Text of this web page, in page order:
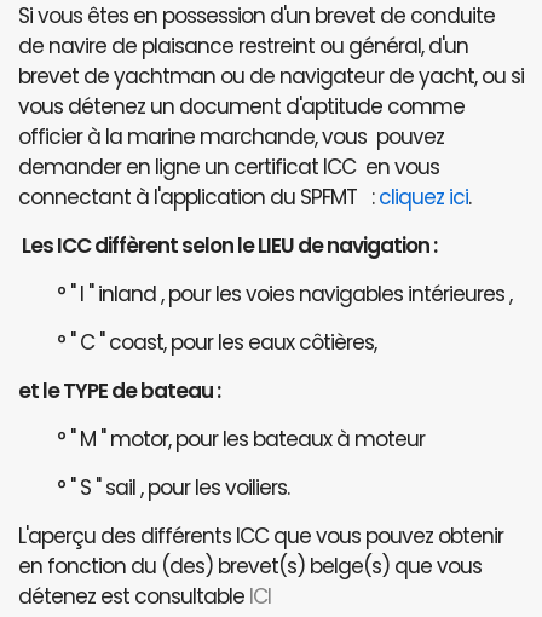
Si vous êtes en possession d'un brevet de conduite
de navire de plaisance restreint ou général, d'un
brevet de yachtman ou de navigateur de yacht, ou si
vous détenez un document d'aptitude comme
officier à la marine marchande, vous pouvez
demander en ligne un certificat ICC en vous
connectant à l'application du SPFMT :cliquez ici.
Les ICC diffèrent selon le LIEU de navigation :
° " I " inland , pour les voies navigables intérieures ,
° " C " coast, pour les eaux côtières,
et le TYPE de bateau :
° " M " motor, pour les bateaux à moteur
° " S " sail , pour les voiliers.
L'aperçu des différents ICC que vous pouvez obtenir
en fonction du (des) brevet(s) belge(s) que vous
détenez est consultable ICI